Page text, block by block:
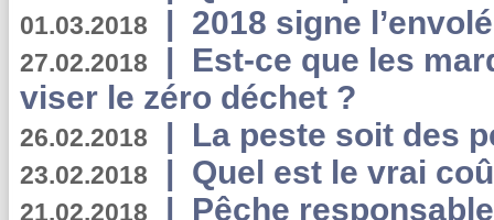
01.03.2018 | 2018 signe
27.02.2018 | Est-ce que les
viser le zéro déchet ?
26.02.2018 | La peste soit des
23.02.2018 | Quel est le vrai
21.02.2018 | Pêche